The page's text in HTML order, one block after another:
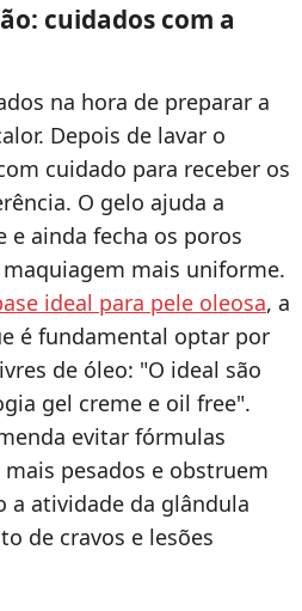
cuidados com a
na hora de preparar a
Depois de lavar o
cuidado para receber os
O gelo ajuda a
e ainda fecha os poros
mais uniforme.
ideal para pele oleosa, a
é fundamental optar por
de óleo: "O ideal são
gel creme e oil free".
evitar fórmulas
pesados e obstruem
a atividade da glândula
de cravos e lesões